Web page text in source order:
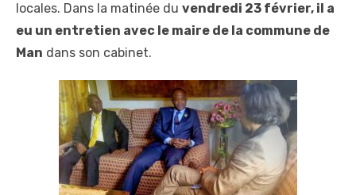
locales. Dans la matinée du vendredi 23 février, il a
eu un entretien avec le maire de la commune de
Man dans son cabinet.